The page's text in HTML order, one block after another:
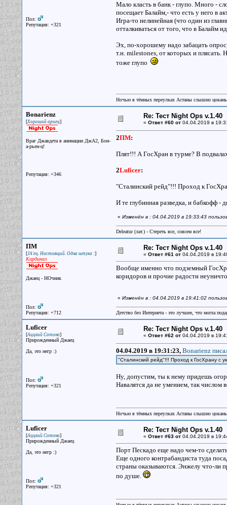
Пол:
Репутация: +321
Мало класть в банк - глупо. Много -
посещает Балайм,- что есть у него в
Игра-то нелинейная (что один из
отталкиваться от того, что в Балайм
Эх, по-хорошему надо забацать
т.н. milestones, от которых и плясать.
тоже глупо
Ночью в тёмных переулках Астаны слышно
Bonarienz
[Хороший ариец]
Враг Джавдета в анимации ДжА2, Бон-
а-рьен-ц!
Репутация: +346
Re: Тест Night Ops v.1.40
« Ответ #60 от04.04.2019 в
2ПМ:
Плят!!! А ГосХран в турме? В
2Luficer:
"Сталинский рейд"!!! Проход к
И те глубинная разведка, и бабкофф -
« Изменён в : 04.04.2019 в 19:33:43
Deleatur (лат.) - Стереть все, совсем все!
ПМ
[JA'ец. Настоящий. Одна штука :]
Кардинал
Джаец - НОчник
Пол:
Репутация: +712
Re: Тест Night Ops v.1.40
« Ответ #61 от04.04.2019 в
Вообще именно что подземный
коридоров и прочие радости
« Изменён в : 04.04.2019 в 19:41:02
Детство без Интернета - это лучшее, что могла
Luficer
[Аццкий Сотона]
Прирожденный Джаец
Да, это негр :)
Пол:
Репутация: +321
Re: Тест Night Ops v.1.40
« Ответ #62 от04.04.2019 в
04.04.2019 в 19:31:23, Bonarienz
"Сталинский рейд"!!! Проход к ГосХрану с
Ну, допустим, ты к нему придешь
Навалятся да не умением, так числом
Ночью в тёмных переулках Астаны слышно
Luficer
[Аццкий Сотона]
Прирожденный Джаец
Да, это негр :)
Пол:
Репутация: +321
Re: Тест Night Ops v.1.40
« Ответ #63 от04.04.2019 в
Порт Пескадо еще надо чем-то
Еще одного контрабандиста туда
страны оказываются. Энжелу что-ли
по душе.